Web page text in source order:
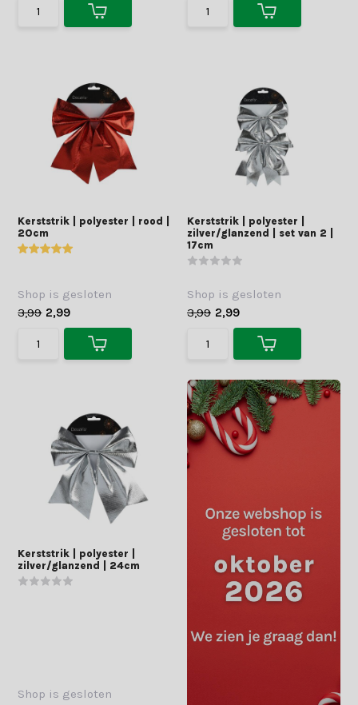
Kerststrik | polyester | rood |
20cm
Shop is gesloten
3,99 2,99
Kerststrik | polyester |
zilver/glanzend | set van 2 |
17cm
Shop is gesloten
3,99 2,99
Kerststrik | polyester |
zilver/glanzend | 24cm
Shop is gesloten